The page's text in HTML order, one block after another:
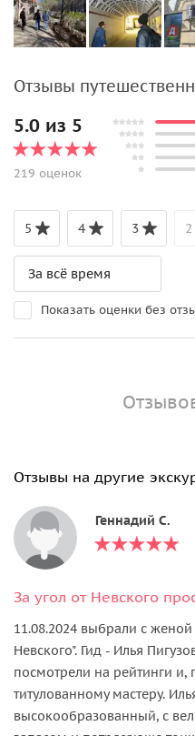
Отзывы
5.0 из 5
219 оценок
5 4 3 2
Показать оценки без
Отзывы на другие
Геннадий С.
11.08.2024 выбрали с женой
Невского". Гид - Илья
посмотрели на рейтинги и,
титулованному мастеру.
высокообразованный, с